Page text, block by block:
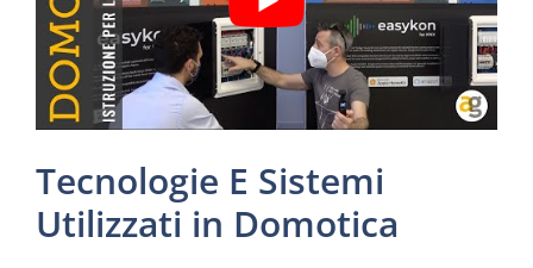
Tecnologie E Sistemi
Utilizzati in Domotica